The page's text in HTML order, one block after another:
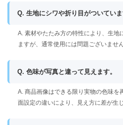
Q. 生地にシワや折り目がついてい
A. 素材やたたみ方の特性により、生地
ますが、通常使用には問題ございません
Q. 色味が写真と違って見えます。
A. 商品画像はできる限り実物の色味を
面設定の違いにより、見え方に差が生